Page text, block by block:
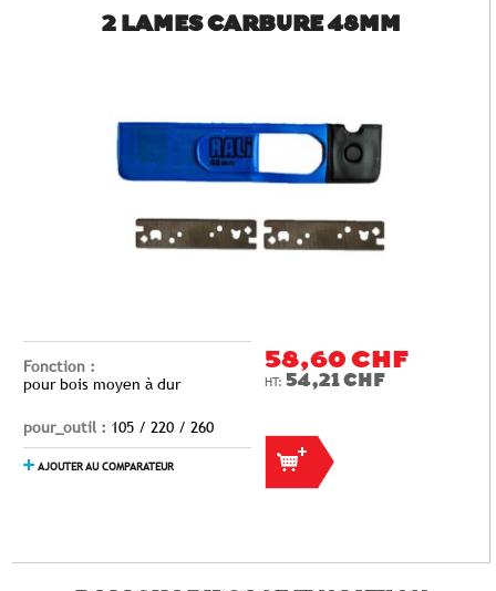
2 LAMES CARBURE 48MM
Fonction :
pour bois moyen à dur
pour_outil : 105 / 220 / 260
AJOUTER AU COMPARATEUR
58,60 CHF
54,21 CHF